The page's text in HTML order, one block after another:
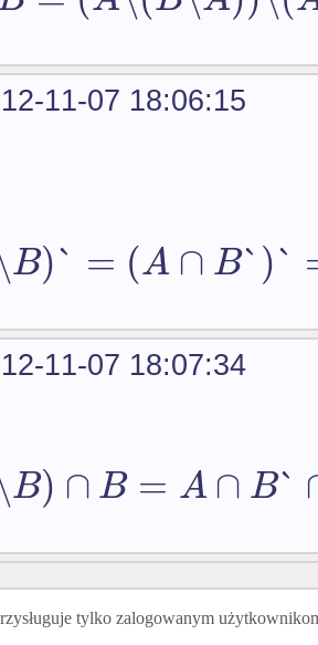
11-07 18:06:15
B)` = (A ∩ B`)`
11-07 18:07:34
B) ∩B = A ∩ B`
tylko zalogowanym